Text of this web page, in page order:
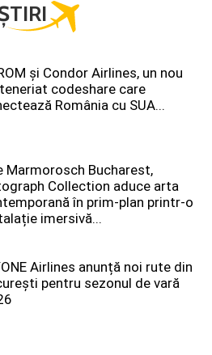
şi Condor Airlines, un nou
codeshare care
România cu SUA...
Marmorosch Bucharest,
Collection aduce arta
în prim-plan printr-o
imersivă...
Airlines anunță noi rute din
pentru sezonul de vară